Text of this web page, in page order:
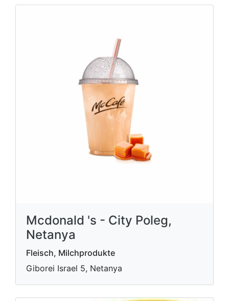
Mcdonald 's - City Poleg,
Netanya
Fleisch, Milchprodukte
Giborei Israel 5, Netanya